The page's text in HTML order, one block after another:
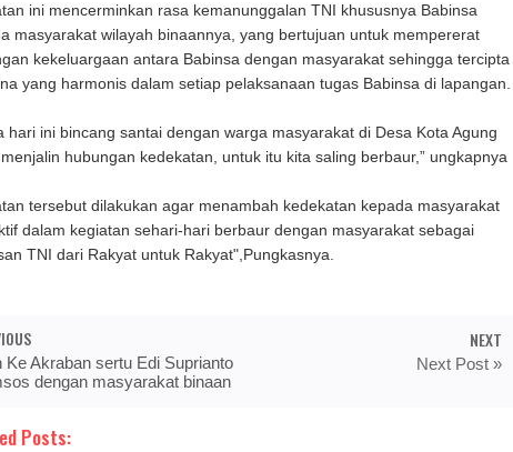
ini mencerminkan rasa kemanunggalan TNI khususnya Babinsa
masyarakat wilayah binaannya, yang bertujuan untuk mempererat
kekeluargaan antara Babinsa dengan masyarakat sehingga tercipta
yang harmonis dalam setiap pelaksanaan tugas Babinsa di lapangan.
hari ini bincang santai dengan warga masyarakat di Desa Kota Agung
hubungan kedekatan, untuk itu kita saling berbaur,” ungkapnya
tersebut dilakukan agar menambah kedekatan kepada masyarakat
dalam kegiatan sehari-hari berbaur dengan masyarakat sebagai
TNI dari Rakyat untuk Rakyat",Pungkasnya.
Ke Akraban sertu Edi Suprianto
dengan masyarakat binaan
NEXT
Next Post »
Posts: